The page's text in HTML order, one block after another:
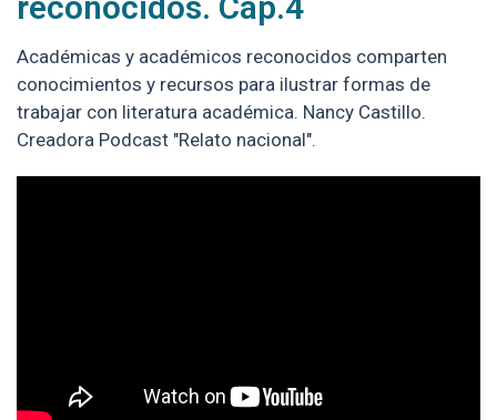
Publicaciones
Quiénes somos
Inscripciones
Académicas y académicos reconocidos comparten
conocimientos y recursos para ilustrar formas de
trabajar con literatura académica. Nancy Castillo.
Creadora Podcast "Relato nacional".